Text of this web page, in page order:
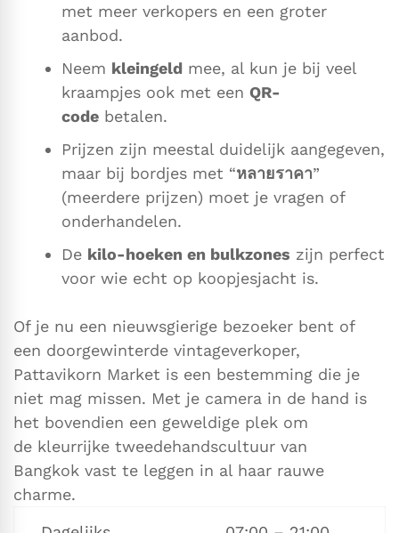
met meer verkopers en een groter
aanbod.
Neem kleingeld mee, al kun je bij veel
kraampjes ook met een QR-
code betalen.
Prijzen zijn meestal duidelijk aangegeven,
maar bij bordjes met “หลายราคา”
(meerdere prijzen) moet je vragen of
onderhandelen.
De kilo-hoeken en bulkzones zijn perfect
voor wie echt op koopjesjacht is.
Of je nu een nieuwsgierige bezoeker bent of
een doorgewinterde vintageverkoper,
Pattavikorn Market is een bestemming die je
niet mag missen. Met je camera in de hand is
het bovendien een geweldige plek om
de kleurrijke tweedehandscultuur van
Bangkok vast te leggen in al haar rauwe
charme.